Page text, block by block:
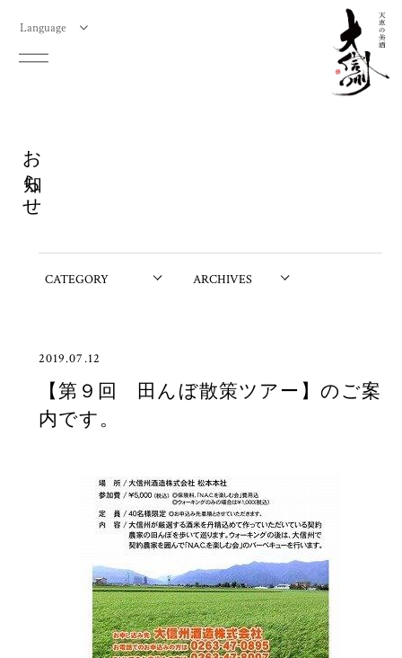
Language
お知らせ
2019.07.12
【第９回 田んぼ散策ツアー】のご案
内です。